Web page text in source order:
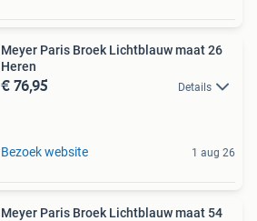
Meyer Paris Broek Lichtblauw maat 26
Heren
€ 76,95 Details
Bezoek website 1 aug 26
Meyer Paris Broek Lichtblauw maat 54